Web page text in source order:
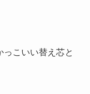
こいい替え芯と